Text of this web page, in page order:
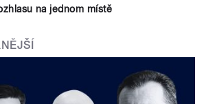
na jednom místě